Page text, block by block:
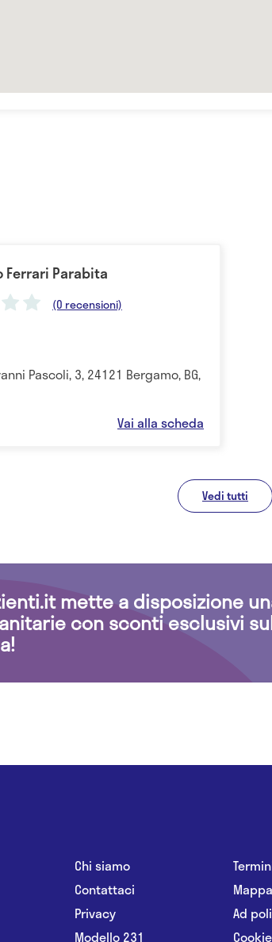
Ferrari Parabita
(0 recensioni)
Pascoli, 3, 24121 Bergamo, BG,
Vai alla scheda
Vedi tutti
mette a disposizione
con sconti esclusivi
Chi siamo
Contattaci
Privacy
Modello 231
Ad